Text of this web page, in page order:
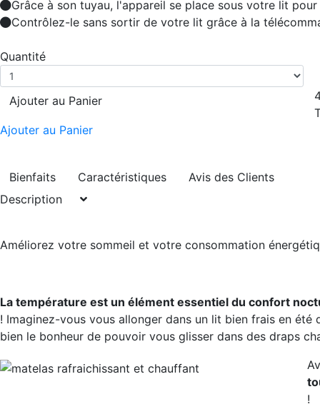
Grâce à son tuyau, l'appareil se place sous votre lit
Contrôlez-le sans sortir de votre lit grâce à la
Quantité
Ajouter au Panier
Ajouter au Panier
Bienfaits Caractéristiques
Avis des Clients
Description
Améliorez votre sommeil et votre consommation
La température est un élément essentiel du confort
! Imaginez-vous vous allonger dans un lit bien frais en
bien le bonheur de pouvoir vous glisser dans des draps
!